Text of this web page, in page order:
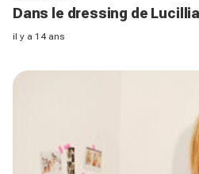
Dans le dressing de
il y a 14 ans